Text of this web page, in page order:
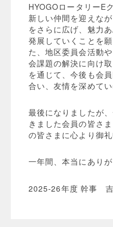
HYOGOロータリーE
新しい仲間を迎えな
をさらに広げ、魅力
発展していくことを
た、地区委員会活動
会課題の解決に向け
を通じて、今後も会
合い、友情を深めてい
最後になりましたが
きました会員の皆さ
の皆さまに心より御礼
一年間、本当にあり
2025-26年度 幹事